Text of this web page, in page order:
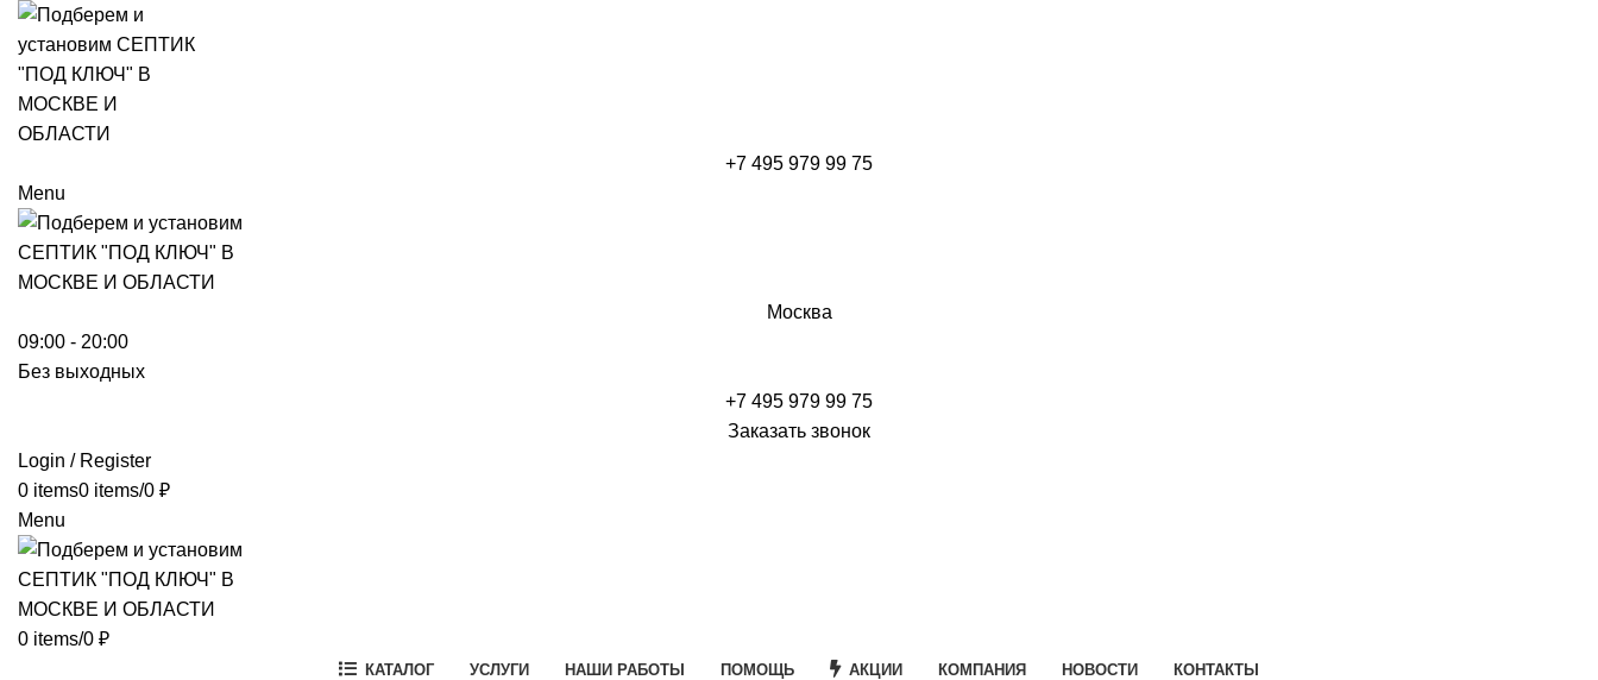
+7 495 979 99 75
Menu
Москва
09:00 - 20:00
Без выходных
+7 495 979 99 75
Заказать звонок
Login / Register
0 items0 items/0 ₽
Menu
0 items/0 ₽
КАТАЛОГ УСЛУГИ НАШИ РАБОТЫ ПОМОЩЬ АКЦИИ КОМПАНИЯ НОВОСТИ КОНТАКТЫ